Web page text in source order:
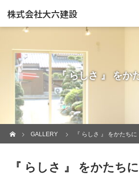
株式会社大六建設
『 らしさ 』 をか
GALLERY
『 らしさ 』 をかたちに
『 らしさ 』 をかたちに